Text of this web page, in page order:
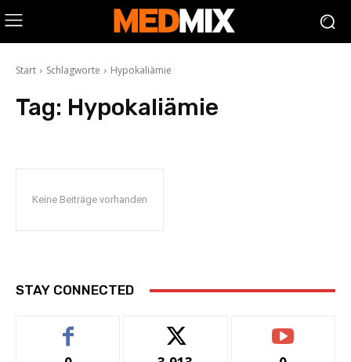
Start Schlagworte Hypokaliämie
Tag: Hypokaliämie
Keine Beiträge vorhanden
STAY CONNECTED